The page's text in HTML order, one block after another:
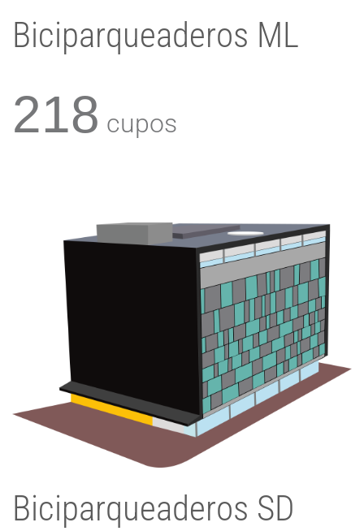
Biciparqueaderos ML
218 cupos
Biciparqueaderos SD